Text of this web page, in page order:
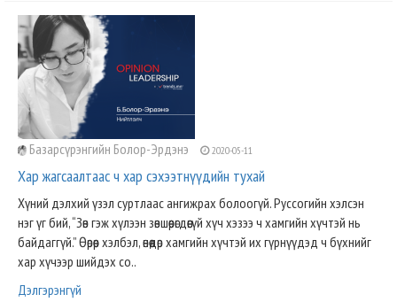
Базарсүрэнгийн Болор-Эрдэнэ 2020-05-11
Хар жагсаалтаас ч хар сэхээтнүүдийн тухай
Хүний дэлхий үзэл суртлаас ангижрах болоогүй. Руссогийн хэлсэн
нэг үг бий, “Зөв гэж хүлээн зөвшөөрөгдөөгүй хүч хэзээ ч хамгийн хүчтэй нь
байдаггүй.” Өөрөөр хэлбэл, өнөөдөр хамгийн хүчтэй их гүрнүүдэд ч бүхнийг
хар хүчээр шийдэх со..
Дэлгэрэнгүй